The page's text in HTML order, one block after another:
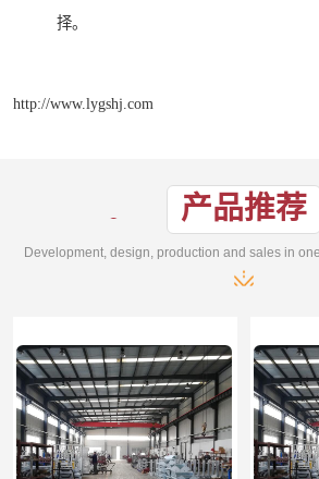
择。
http://www.lygshj.com
产品推荐